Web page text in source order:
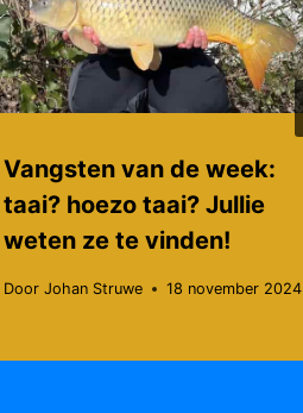
Vangsten van de week:
taai? hoezo taai? Jullie
weten ze te vinden!
Door Johan Struwe 18 november 2024